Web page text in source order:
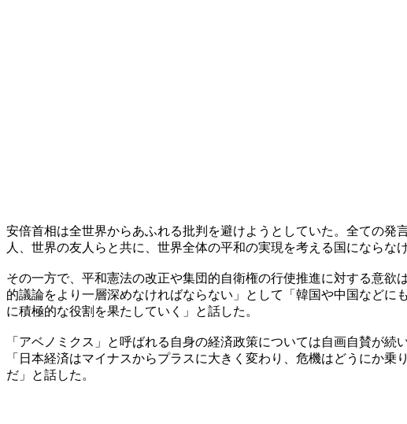
安倍首相は全世界からあふれる批判を避けようとしていた。全ての
人、世界の友人らと共に、世界全体の平和の実現を考える国にならな
その一方で、平和憲法の改正や集団的自衛権の行使推進に対する意
的議論をより一層深めなければならない」として「韓国や中国など
に積極的な役割を果たしていく」と話した。
「アベノミクス」と呼ばれる自身の経済政策については自画自賛が
「日本経済はマイナスからプラスに大きく変わり、危機はどうにか
だ」と話した。